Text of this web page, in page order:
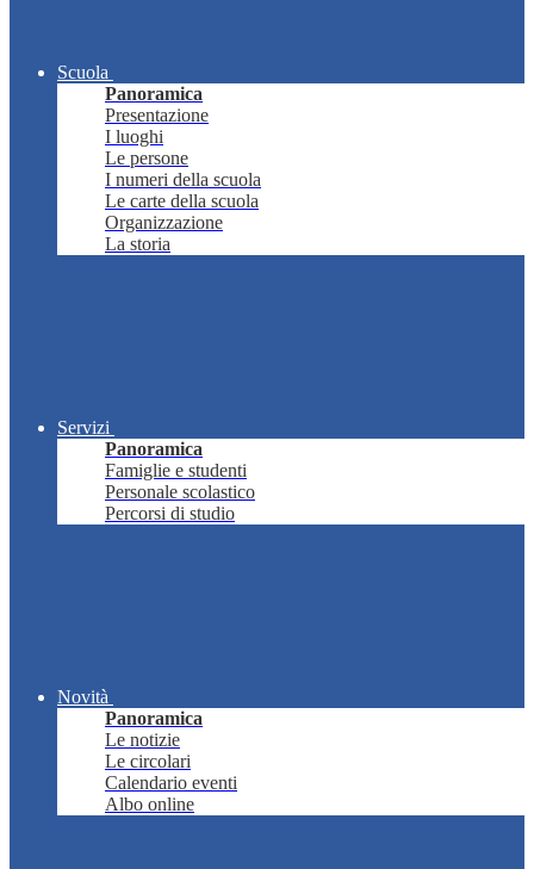
Scuola
Panoramica
Presentazione
I luoghi
Le persone
I numeri della scuola
Le carte della scuola
Organizzazione
La storia
Servizi
Panoramica
Famiglie e studenti
Personale scolastico
Percorsi di studio
Novità
Panoramica
Le notizie
Le circolari
Calendario eventi
Albo online